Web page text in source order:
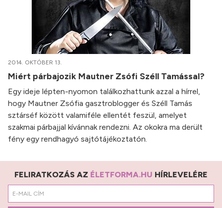
2014. OKTÓBER 13.
Miért párbajozik Mautner Zsófi Széll Tamással?
Egy ideje lépten-nyomon találkozhattunk azzal a hírrel,
hogy Mautner Zsófia gasztroblogger és Széll Tamás
sztárséf között valamiféle ellentét feszül, amelyet
szakmai párbajjal kívánnak rendezni. Az okokra ma derült
fény egy rendhagyó sajtótájékoztatón.
FELIRATKOZÁS AZ ÉLETFORMA.HU HÍRLEVELÉRE